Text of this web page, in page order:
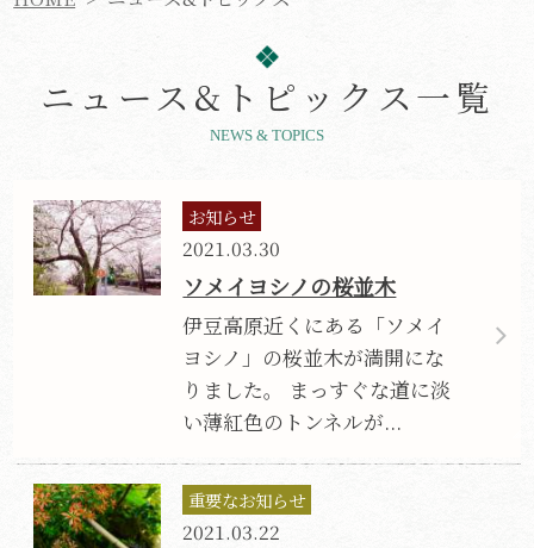
ニュース&トピックス一覧
NEWS & TOPICS
お知らせ
2021.03.30
ソメイヨシノの桜並木
伊豆高原近くにある「ソメイ
ヨシノ」の桜並木が満開にな
りました。 まっすぐな道に淡
い薄紅色のトンネルが...
重要なお知らせ
2021.03.22